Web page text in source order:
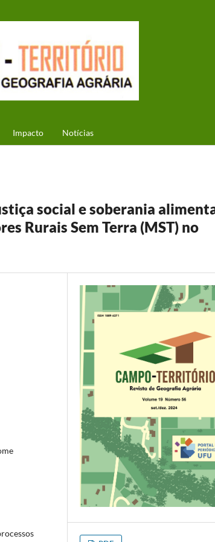
Impacto Notícias
social e soberania
Rurais Sem Terra (MST) no